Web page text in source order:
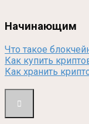
Начинающим
Что такое
Как купить
Как хранить